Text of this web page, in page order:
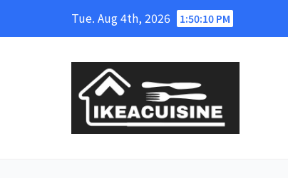
Tue. Aug 4th, 2026 1:50:11 PM